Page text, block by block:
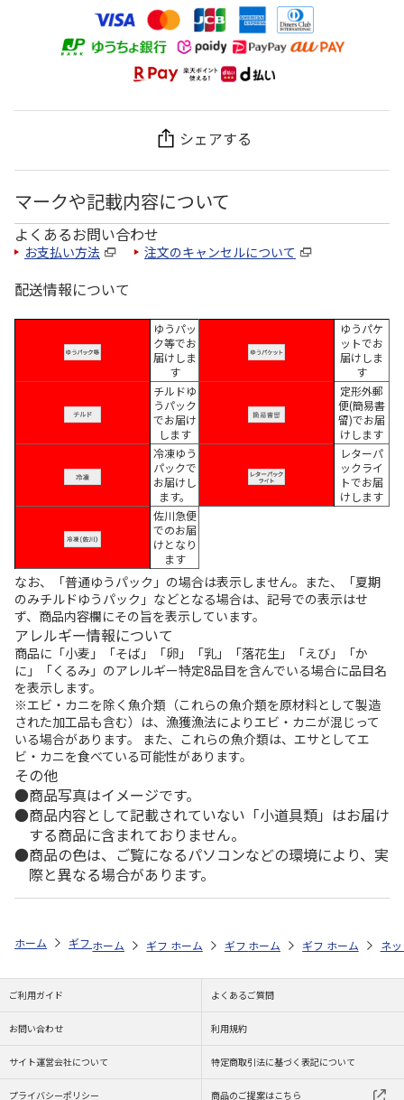
シェアする
マークや記載内容について
よくあるお問い合わせ
お支払い方法 注文のキャンセルについて
配送情報について
ゆうパッ
ク等でお
届けしま
す
ゆうパケ
ットでお
届けしま
す
チルドゆ
うパック
でお届け
します
定形外郵
便(簡易書
留)でお届
けします
冷凍ゆう
パックで
お届けし
ます。
レターパ
ックライ
トでお届
けします
佐川急便
でのお届
けとなり
ます
なお、「普通ゆうパック」の場合は表示しません。また、「夏期
のみチルドゆうパック」などとなる場合は、記号での表示はせ
ず、商品内容欄にその旨を表示しています。
アレルギー情報について
商品に「小麦」「そば」「卵」「乳」「落花生」「えび」「か
に」「くるみ」のアレルギー特定8品目を含んでいる場合に品目名
を表示します。
※エビ・カニを除く魚介類（これらの魚介類を原材料として製造
された加工品も含む）は、漁獲漁法によりエビ・カニが混じって
いる場合があります。 また、これらの魚介類は、エサとしてエ
ビ・カニを食べている可能性があります。
その他
商品写真はイメージです。
商品内容として記載されていない「小道具類」はお届け
する商品に含まれておりません。
商品の色は、ご覧になるパソコンなどの環境により、実
際と異なる場合があります。
ホーム ギフトストア お中元・夏ギフト特集 2026 おつまみ・お惣菜
ホーム ギフトストア お中元・夏ギフト特集 2026
ホーム ギフトストア お中元・夏ギフト
ホーム ギフトストア お
ホーム ネ
ご利用ガイド よくあるご質問
お問い合わせ 利用規約
サイト運営会社について 特定商取引法に基づく表記について
プライバシーポリシー 商品のご提案はこちら